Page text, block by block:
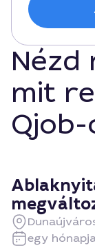
Nézd
mit
Qjob-
egy